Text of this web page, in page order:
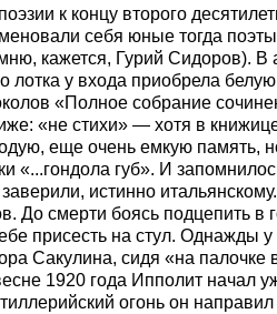
к концу второго
себя юные тогда
кажется, Гурий Сидоров). В
у входа приобрела
«Полное собрание
«не стихи» — хотя в
еще очень емкую память,
«...гондола губ». И
истинно итальянскому.
До смерти боясь подцепить в
присесть на стул. Однажды
Сакулина, сидя «на палочке
1920 года Ипполит начал
огонь он